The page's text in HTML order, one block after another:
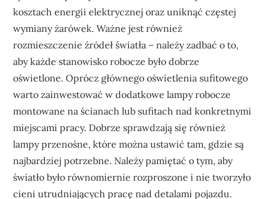
kosztach energii elektrycznej oraz uniknąć częstej
wymiany żarówek. Ważne jest również
rozmieszczenie źródeł światła – należy zadbać o to,
aby każde stanowisko robocze było dobrze
oświetlone. Oprócz głównego oświetlenia sufitowego
warto zainwestować w dodatkowe lampy robocze
montowane na ścianach lub sufitach nad konkretnymi
miejscami pracy. Dobrze sprawdzają się również
lampy przenośne, które można ustawić tam, gdzie są
najbardziej potrzebne. Należy pamiętać o tym, aby
światło było równomiernie rozproszone i nie tworzyło
cieni utrudniających pracę nad detalami pojazdu.